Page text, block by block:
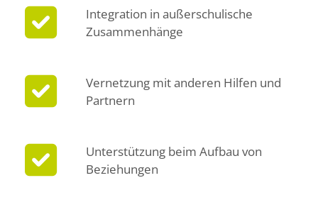
Integration in außerschulische
Zusammenhänge
Vernetzung mit anderen Hilfen und
Partnern
Unterstützung beim Aufbau von
Beziehungen